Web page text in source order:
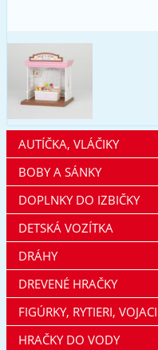
AUTÍČKA, VLÁČIKY
BOBY A SÁNKY
DOPLNKY DO IZBIČKY
DETSKÁ VOZÍTKA
DRÁHY
DREVENÉ HRAČKY
FIGÚRKY, RYTIERI, VOJACI
HRAČKY DO VODY